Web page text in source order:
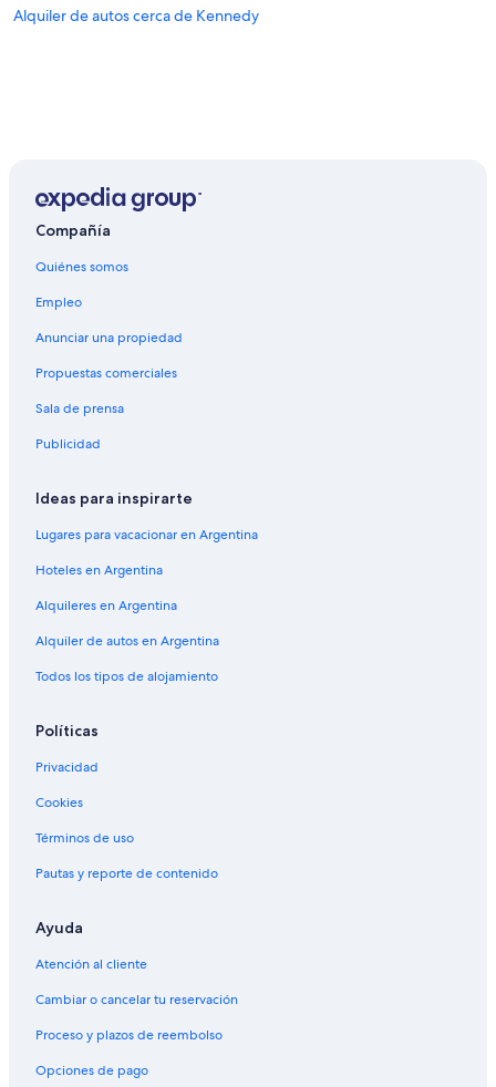
Alquiler de autos cerca de Kennedy
Compañía
Quiénes somos
Empleo
Anunciar una propiedad
Propuestas comerciales
Sala de prensa
Publicidad
Ideas para inspirarte
Lugares para vacacionar en Argentina
Hoteles en Argentina
Alquileres en Argentina
Alquiler de autos en Argentina
Todos los tipos de alojamiento
Políticas
Privacidad
Cookies
Términos de uso
Pautas y reporte de contenido
Ayuda
Atención al cliente
Cambiar o cancelar tu reservación
Proceso y plazos de reembolso
Opciones de pago